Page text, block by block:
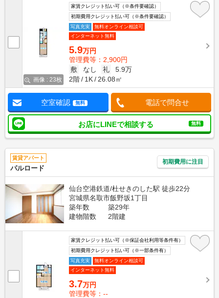
画像 : 23枚
家賃クレジット払い可（※条件要確認）
初期費用クレジット払い可（※条件要確認）
写真充実
無料オンライン相談可
インターネット無料
5.9万円
管理費等：2,900円
敷
なし 礼
5.9万
2階
1K 26.08㎡
空室確認 無料 電話で問合せ
お店にLINEで相談する 無料
賃貸アパート
パルロード
初期費用に注目
仙台空港鉄道/杜せきのした駅 徒歩22分
宮城県名取市飯野坂1丁目
築年数
築29年
建物階数
2階建
家賃クレジット払い可（※保証会社利用等条件有）
初期費用クレジット払い可（※一部条件有）
写真充実
無料オンライン相談可
インターネット無料
3.7万円
管理費等：--